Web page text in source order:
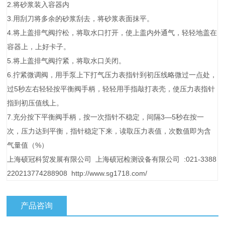
2.将砂浆装入容器内
3.用刮刀将多余的砂浆刮去，将砂浆表面抹平。
4.将上盖排气阀拧松，将取水口打开，使上盖内外通气，轻轻地盖在
容器上，上好卡子。
5.将上盖排气阀拧紧，将取水口关闭。
6.拧紧微调阀，用手泵上下打气压力表指针到初压线略微过一点处，
过5秒左右轻轻按平衡阀手柄，轻轻用手指敲打表壳，使压力表指针
指到初压值线上。
7.充分按下平衡阀手柄，按一次指针不稳定，间隔3—5秒在按一
次，压力达到平衡，指针稳定下来，读取压力表值，次数值即为含
气量值（%）
上海硕冠科贸发展有限公司 上海硕冠检测设备有限公司 :021-3388
220213774288908 http://www.sg1718.com/
产品咨询